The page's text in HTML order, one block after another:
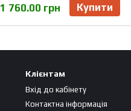
1 760.00 грн Купити
Клієнтам
Вхід до кабінету
Контактна інформація